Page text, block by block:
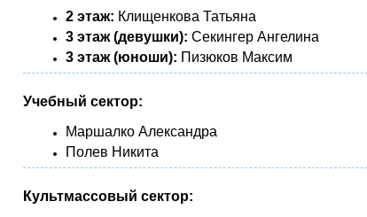
2 этаж: Клищенкова Татьяна
3 этаж (девушки): Секингер Ангелина
3 этаж (юноши): Пизюков Максим
Учебный сектор:
Маршалко Александра
Полев Никита
Культмассовый сектор: